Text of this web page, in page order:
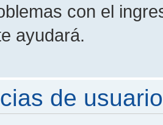
con el
ayudará.
de